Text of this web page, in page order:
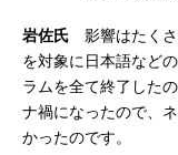
岩佐氏 影響はたくさ
を対象に日本語など
ラムを全て終了した
ナ禍になったので、
かったのです。